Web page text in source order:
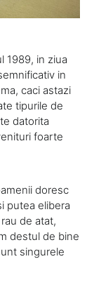
1989, in ziua
in
caci astazi
tipurile de
datorita
foarte
doresc
putea elibera
de atat,
destul de bine
singurele